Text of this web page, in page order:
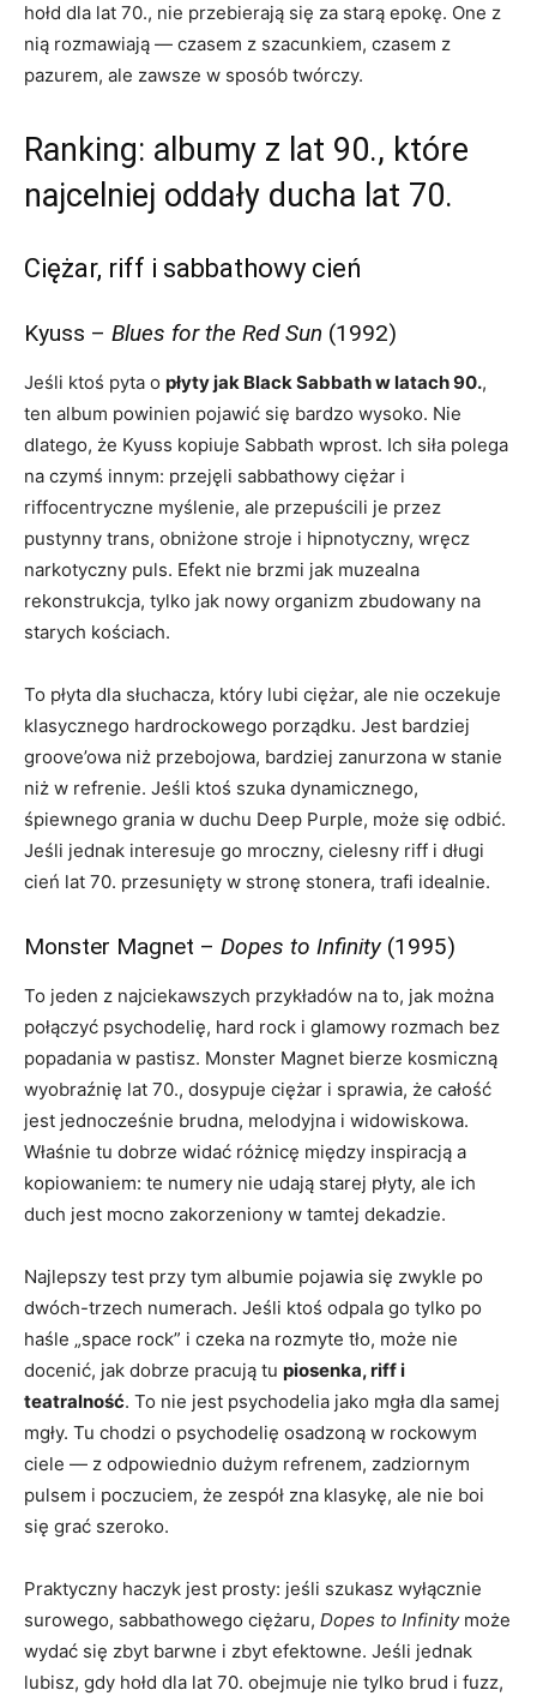
hołd dla lat 70., nie przebierają się za starą epokę. One z
nią rozmawiają — czasem z szacunkiem, czasem z
pazurem, ale zawsze w sposób twórczy.
Ranking: albumy z lat 90., które
najcelniej oddały ducha lat 70.
Ciężar, riff i sabbathowy cień
Kyuss – Blues for the Red Sun (1992)
Jeśli ktoś pyta o płyty jak Black Sabbath w latach 90.,
ten album powinien pojawić się bardzo wysoko. Nie
dlatego, że Kyuss kopiuje Sabbath wprost. Ich siła polega
na czymś innym: przejęli sabbathowy ciężar i
riffocentryczne myślenie, ale przepuścili je przez
pustynny trans, obniżone stroje i hipnotyczny, wręcz
narkotyczny puls. Efekt nie brzmi jak muzealna
rekonstrukcja, tylko jak nowy organizm zbudowany na
starych kościach.
To płyta dla słuchacza, który lubi ciężar, ale nie oczekuje
klasycznego hardrockowego porządku. Jest bardziej
groove’owa niż przebojowa, bardziej zanurzona w stanie
niż w refrenie. Jeśli ktoś szuka dynamicznego,
śpiewnego grania w duchu Deep Purple, może się odbić.
Jeśli jednak interesuje go mroczny, cielesny riff i długi
cień lat 70. przesunięty w stronę stonera, trafi idealnie.
Monster Magnet – Dopes to Infinity (1995)
To jeden z najciekawszych przykładów na to, jak można
połączyć psychodelię, hard rock i glamowy rozmach bez
popadania w pastisz. Monster Magnet bierze kosmiczną
wyobraźnię lat 70., dosypuje ciężar i sprawia, że całość
jest jednocześnie brudna, melodyjna i widowiskowa.
Właśnie tu dobrze widać różnicę między inspiracją a
kopiowaniem: te numery nie udają starej płyty, ale ich
duch jest mocno zakorzeniony w tamtej dekadzie.
Najlepszy test przy tym albumie pojawia się zwykle po
dwóch-trzech numerach. Jeśli ktoś odpala go tylko po
haśle „space rock” i czeka na rozmyte tło, może nie
docenić, jak dobrze pracują tu piosenka, riff i
teatralność. To nie jest psychodelia jako mgła dla samej
mgły. Tu chodzi o psychodelię osadzoną w rockowym
ciele — z odpowiednio dużym refrenem, zadziornym
pulsem i poczuciem, że zespół zna klasykę, ale nie boi
się grać szeroko.
Praktyczny haczyk jest prosty: jeśli szukasz wyłącznie
surowego, sabbathowego ciężaru, Dopes to Infinitymoże
wydać się zbyt barwne i zbyt efektowne. Jeśli jednak
lubisz, gdy hołd dla lat 70. obejmuje nie tylko brud i fuzz,